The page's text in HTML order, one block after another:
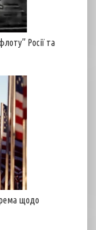
Росії та
щодо